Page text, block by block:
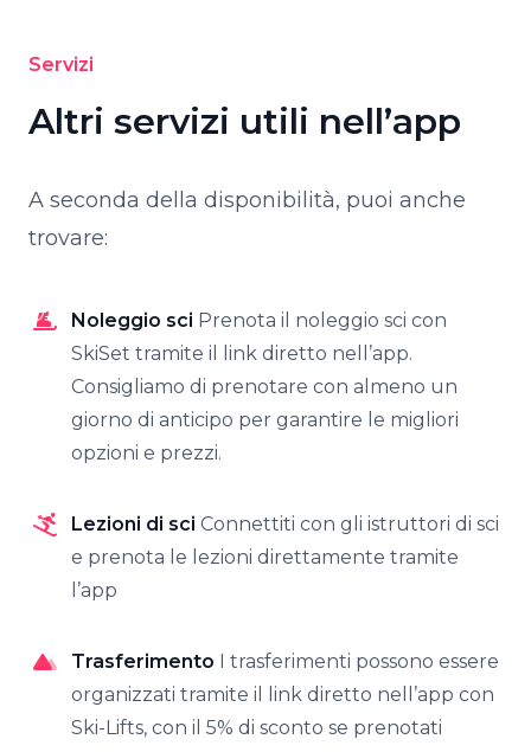
Servizi
Altri servizi utili nell’app
A seconda della disponibilità, puoi anche
trovare:
Noleggio sci Prenota il noleggio sci con
SkiSet tramite il link diretto nell’app.
Consigliamo di prenotare con almeno un
giorno di anticipo per garantire le migliori
opzioni e prezzi.
Lezioni di sci Connettiti con gli istruttori di sci
e prenota le lezioni direttamente tramite
l’app
Trasferimento I trasferimenti possono essere
organizzati tramite il link diretto nell’app con
Ski-Lifts, con il 5% di sconto se prenotati